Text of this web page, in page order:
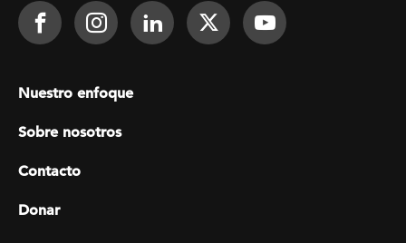
Footer Social
Face It TOGETHER on Facebook
Face It TOGETHER on
Face It TOGETHER on
Face ItFace It
Footer menu
Nuestro enfoque
Sobre nosotros
Contacto
Donar